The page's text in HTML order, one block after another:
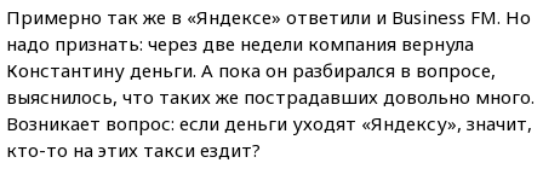
Примерно так же в «Яндексе» ответили и Business FM. Но
надо признать: через две недели компания вернула
Константину деньги. А пока он разбирался в вопросе,
выяснилось, что таких же пострадавших довольно много.
Возникает вопрос: если деньги уходят «Яндексу», значит,
кто-то на этих такси ездит?